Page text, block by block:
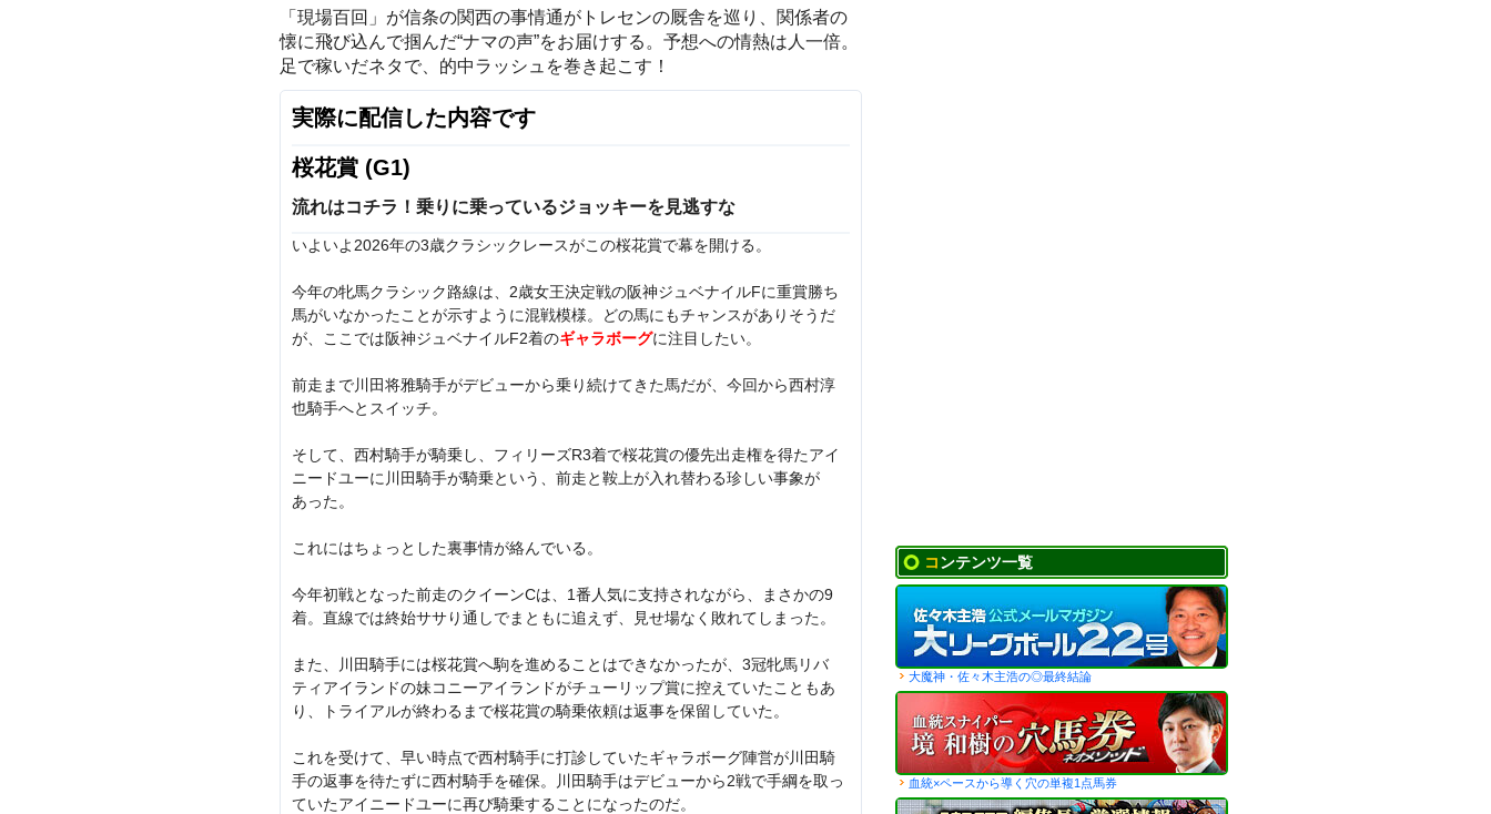
「現場百回」が信条の関西の事情通がトレセンの厩舎を巡り、関係者の
懐に飛び込んで掴んだ“ナマの声”をお届けする。予想への情熱は人一倍。
足で稼いだネタで、的中ラッシュを巻き起こす！
実際に配信した内容です
桜花賞 (G1)
流れはコチラ！乗りに乗っているジョッキーを見逃すな
いよいよ2026年の3歳クラシックレースがこの桜花賞で幕を開ける。
今年の牝馬クラシック路線は、2歳女王決定戦の阪神ジュベナイルFに重賞勝ち
馬がいなかったことが示すように混戦模様。どの馬にもチャンスがありそうだ
が、ここでは阪神ジュベナイルF2着のギャラボーグに注目したい。
前走まで川田将雅騎手がデビューから乗り続けてきた馬だが、今回から西村淳
也騎手へとスイッチ。
そして、西村騎手が騎乗し、フィリーズR3着で桜花賞の優先出走権を得たアイ
ニードユーに川田騎手が騎乗という、前走と鞍上が入れ替わる珍しい事象が
あった。
これにはちょっとした裏事情が絡んでいる。
今年初戦となった前走のクイーンCは、1番人気に支持されながら、まさかの9
着。直線では終始ササり通しでまともに追えず、見せ場なく敗れてしまった。
また、川田騎手には桜花賞へ駒を進めることはできなかったが、3冠牝馬リバ
ティアイランドの妹コニーアイランドがチューリップ賞に控えていたこともあ
り、トライアルが終わるまで桜花賞の騎乗依頼は返事を保留していた。
これを受けて、早い時点で西村騎手に打診していたギャラボーグ陣営が川田騎
手の返事を待たずに西村騎手を確保。川田騎手はデビューから2戦で手綱を取っ
ていたアイニードユーに再び騎乗することになったのだ。
コンテンツ一覧
大魔神・佐々木主浩の◎最終結論
血統×ペースから導く穴の単複1点馬券